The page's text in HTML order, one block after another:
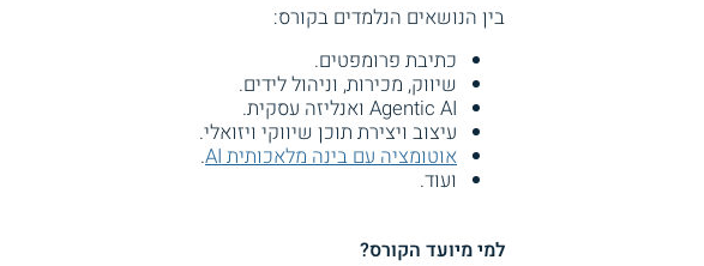
בין הנושאים הנלמדים בקורס:
כתיבת פרומפטים.
שיווק, מכירות, וניהול לידים.
Agentic AI ואנליזה עסקית.
עיצוב ויצירת תוכן שיווקי ויזואלי.
אוטומציה עם בינה מלאכותית AI .
ועוד.
למי מיועד הקורס?